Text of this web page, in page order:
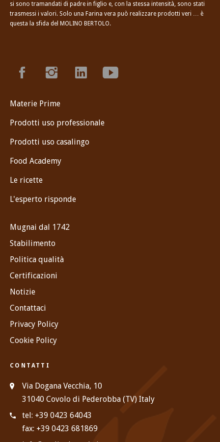
si sono tramandati di padre in figlio e, con la stessa intensità, sono stati
trasmessi i valori. Solo una Farina vera può realizzare prodotti veri … è
questa la sfida del MOLINO BERTOLO.
Materie Prime
Prodotti uso professionale
Prodotti uso casalingo
Food Academy
Le ricette
L'esperto risponde
Mugnai dal 1742
Stabilimento
Politica qualità
Certificazioni
Notizie
Contattaci
Privacy Policy
Cookie Policy
CONTATTI
Via Dogana Vecchia, 10
31040 Covolo di Pederobba (TV) Italy
tel: +39 0423 64043
fax: +39 0423 681869